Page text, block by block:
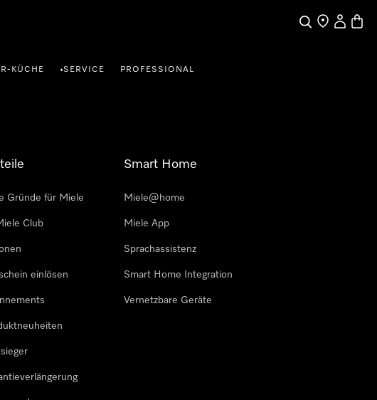
SucheHändler
Mein
KÜCHE •SERVICE PROFESSIONAL
Gründe für Miele
Club
einlösen
Smart Home
Miele@home
Miele App
Sprachassistenz
Smart Home Integration
Vernetzbare Geräte